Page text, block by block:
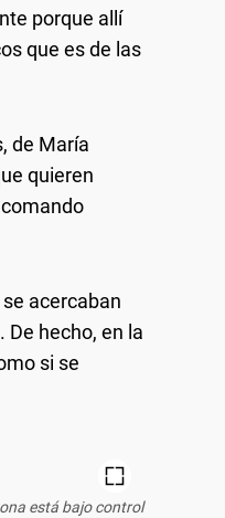
porque allí
que es de las
de María
quieren
acercaban
De hecho, en la
si se
está bajo control